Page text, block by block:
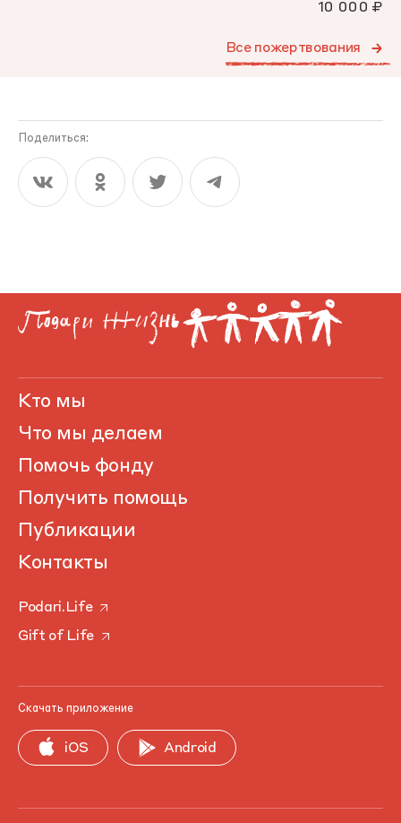
10 000 ₽
Все пожертвования
Поделиться:
Кто мы
Что мы делаем
Помочь фонду
Получить помощь
Публикации
Контакты
Podari.Life
Gift of Life
Скачать приложение
iOS Android